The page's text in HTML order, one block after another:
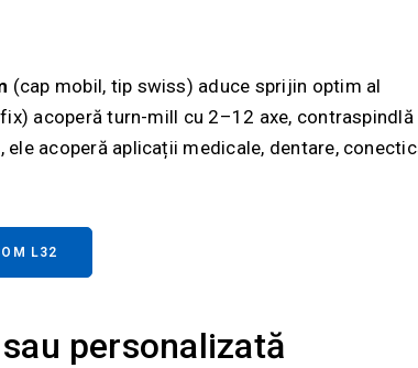
(cap mobil, tip swiss) aduce sprijin optim al
acoperă turn-mill cu 2–12 axe, contraspindlă
ele acoperă aplicații medicale, dentare,
L32
personalizată